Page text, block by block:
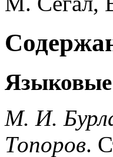
М. И.
Топоров.